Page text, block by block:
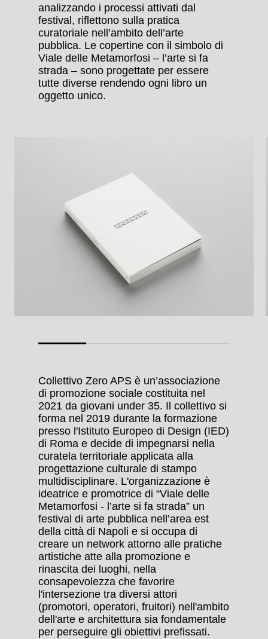
analizzando i processi attivati dal
festival, riflettono sulla pratica
curatoriale nell’ambito dell’arte
pubblica. Le copertine con il simbolo di
Viale delle Metamorfosi – l’arte si fa
strada – sono progettate per essere
tutte diverse rendendo ogni libro un
oggetto unico.
Collettivo Zero APS è un’associazione
di promozione sociale costituita nel
2021 da giovani under 35. Il collettivo si
forma nel 2019 durante la formazione
presso l'Istituto Europeo di Design (IED)
di Roma e decide di impegnarsi nella
curatela territoriale applicata alla
progettazione culturale di stampo
multidisciplinare. L'organizzazione è
ideatrice e promotrice di “Viale delle
Metamorfosi - l’arte si fa strada” un
festival di arte pubblica nell’area est
della città di Napoli e si occupa di
creare un network attorno alle pratiche
artistiche atte alla promozione e
rinascita dei luoghi, nella
consapevolezza che favorire
l'intersezione tra diversi attori
(promotori, operatori, fruitori) nell'ambito
dell'arte e architettura sia fondamentale
per perseguire gli obiettivi prefissati.